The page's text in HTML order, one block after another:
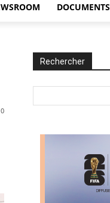
DOCUMENTS
0
Rechercher